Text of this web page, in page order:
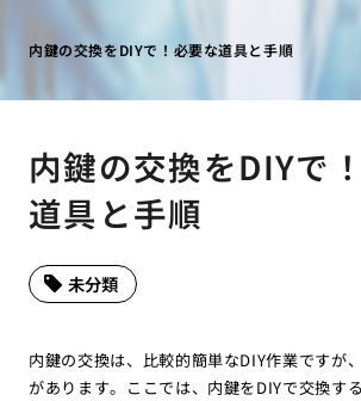
内鍵の交換をDIYで！必要な道具と手順
内鍵の交換をDIYで
道具と手順
未分類
内鍵の交換は、比較的簡単なDIY作業ですが
があります。ここでは、内鍵をDIYで交換す